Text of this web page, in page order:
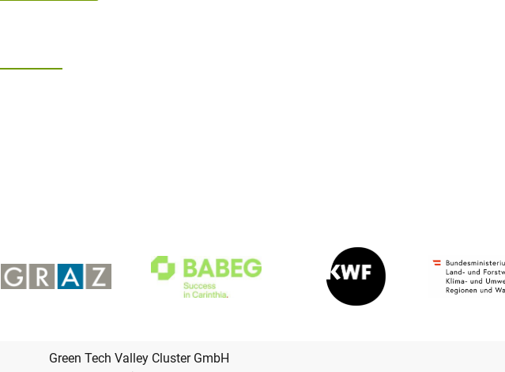
Green Tech Valley Cluster GmbH